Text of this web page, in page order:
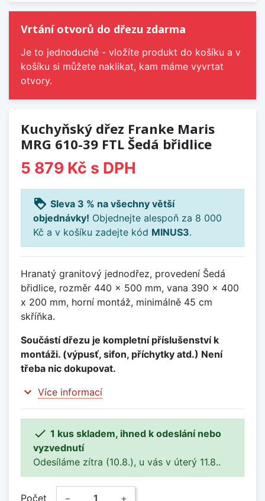
Vrtání otvorů do dřezu zdarma
Je to jednoduché - vložíte produkt do košíku a v
košíku si můžete naklikat, kam máme vyvrtat
otvory.
Kuchyňský dřez Franke Maris
MRG 610-39 FTL Šedá břidlice
5 879 Kč s DPH
loyalty Sleva 3 % na všechny větší
objednávky! Objednejte alespoň za 8 000
Kč a v košíku zadejte kód MINUS3.
Hranatý granitový jednodřez, provedení Šedá
břidlice, rozměr 440 x 500 mm, vana 390 x 400
x 200 mm, horní montáž, minimálně 45 cm
skříňka.
Součástí dřezu je kompletní příslušenství k
montáži. (výpusť, sifon, příchytky atd.) Není
třeba nic dokupovat.
expand_more Více informací
 1 kus skladem, ihned k odeslání nebo
vyzvednutí
Odesíláme zítra (10.8.), u vás v úterý 11.8..
Počet − +